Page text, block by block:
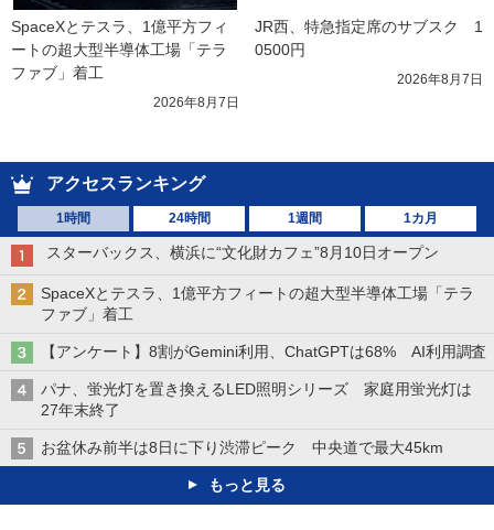
SpaceXとテスラ、1億平方フィ
ートの超大型半導体工場「テラ
ファブ」着工
2026年8月7日
JR西、特急指定席のサブスク　1
0500円
2026年8月7日
アクセスランキング
1時間 24時間 1週間 1カ月
スターバックス、横浜に“文化財カフェ”8月10日オープン
SpaceXとテスラ、1億平方フィートの超大型半導体工場「テラ
ファブ」着工
【アンケート】8割がGemini利用、ChatGPTは68% AI利用調査
パナ、蛍光灯を置き換えるLED照明シリーズ 家庭用蛍光灯は
27年末終了
お盆休み前半は8日に下り渋滞ピーク 中央道で最大45km
もっと見る